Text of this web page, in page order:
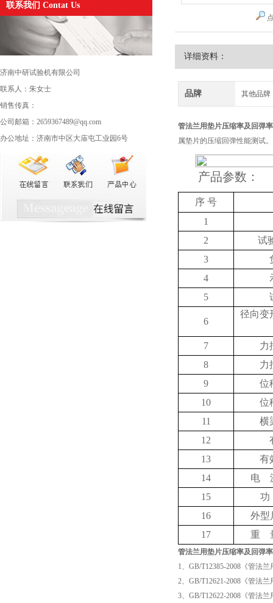
联系我们 Contat Us
济南中研试验机有限公司
联系人：朱女士
销售传真：
公司邮箱：2659367489@qq.com
办公地址：济南市中区大庙屯工业园6号
详细资料：
品牌 其他品牌
管法兰用垫片压缩率及回弹
属垫片的压缩回弹性能测试。
产品参数：
序 号
1
2
试
3
4
5
6
径向变
7
力
8
力
9
位
10
位
11
横
1 2
13
有
14 电
1 5
功
16
外型
17
重
管法兰用垫片压缩率及回弹
1、GB/T12385-2008《管法
2、GB/T12621-2008《管法
3、GB/T12622-2008《管法